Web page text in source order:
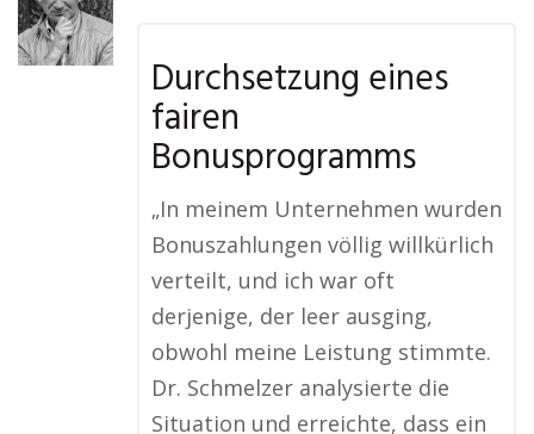
Durchsetzung eines
fairen
Bonusprogramms
„In meinem Unternehmen wurden
Bonuszahlungen völlig willkürlich
verteilt, und ich war oft
derjenige, der leer ausging,
obwohl meine Leistung stimmte.
Dr. Schmelzer analysierte die
Situation und erreichte, dass ein